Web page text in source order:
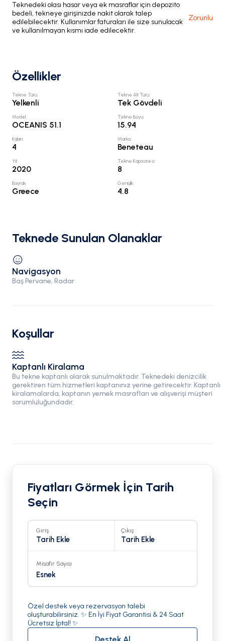
Teknedeki olası hasar veya ek masraflar için depozito
bedeli, tekneye girişinizde nakit olarak talep
edilebilecektir. Kullanımlar faturaları ile size sunulacak
ve kullanılmayan kısmı iade edilecektir.
Zorunlu
Özellikler
Tekne Türü:
Yelkenli
Tekne Alt Türü:
Tek Gövdeli
Model:
OCEANIS 51.1
Tekne Boyu:
15.94
Kabin:
4
Marka:
Beneteau
Yıl:
2020
Tekne Kapasitesi:
8
Bayrak:
Greece
Genişlik:
4.8
Teknede Sunulan Olanaklar
Navigasyon
Baş Pervane, Radar
Koşullar
Kaptanlı Kiralama
Bu tekne kaptanlı olarak sunulmaktadır. Teknedeki denizcilik
gerektiren tüm hizmetleri kaptanınız yerine getirecektir. Kaptanlı
kiralamalarda, kaptanın yemek masrafları ve alışverişi müşteri
sorumluluğundadır.
Fiyatları Görmek İçin Tarih
Seçin
Giriş
Tarih Ekle
Çıkış
Tarih Ekle
Misafir Sayısı
Esnek
Özel destek veya rezervasyon talebi
oluşturabilirsiniz. ✨ En İyi Fiyat Garantisi & 24 Saat
Ücretsiz İptal! ✨